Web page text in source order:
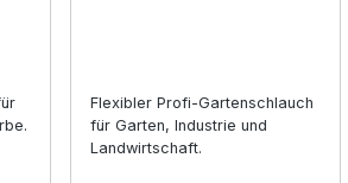
Flexibler Profi-Gartenschlauch
für Garten, Industrie und
Landwirtschaft.